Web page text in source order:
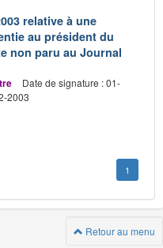
relative à une
au président du
non paru au Journal
Date de signature : 01-
2003
1
Retour au menu